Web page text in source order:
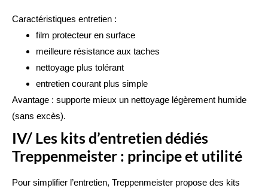
Caractéristiques entretien :
film protecteur en surface
meilleure résistance aux taches
nettoyage plus tolérant
entretien courant plus simple
Avantage : supporte mieux un nettoyage légèrement humide
(sans excès).
IV/ Les kits d’entretien dédiés
Treppenmeister : principe et utilité
Pour simplifier l’entretien, Treppenmeister propose des kits